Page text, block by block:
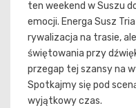
ten weekend w Suszu
emocji. Energa Susz
rywalizacja na trasie,
świętowania przy
przegap tej szansy na
Spotkajmy się pod
wyjątkowy czas.